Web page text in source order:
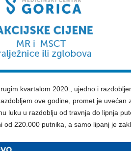
kvartalom 2020., ujedno i
ove godine, promet je
luku u razdoblju od travnja do lipnja
od 220.000 putnika, a samo lipanj je